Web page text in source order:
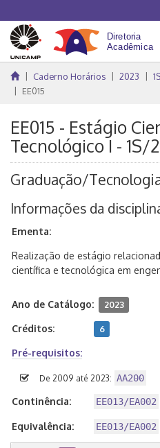
Caderno Horários 2023
EE015
EE015 - Estágio
Tecnológico I - 1S/
Graduação/
Informações da
Ementa:
Realização de estágio
científica e tecnológica em
Ano de Catálogo: 2023
Créditos: 6
Pré-requisitos:
De 2009 até 2023: AA200
Continência: EE013/EA002
Equivalência: EE013/EA002